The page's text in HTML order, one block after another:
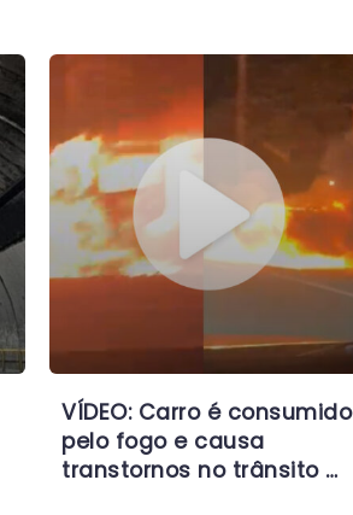
VÍDEO: Carro é consumido
pelo fogo e causa
transtornos no trânsito …